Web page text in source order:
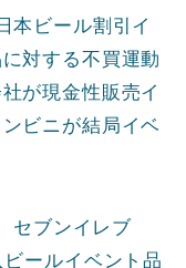
本ビール割引イ
対する不買運動
が現金性販売イ
ビニが結局イベ
セブンイレブ
ールイベント品